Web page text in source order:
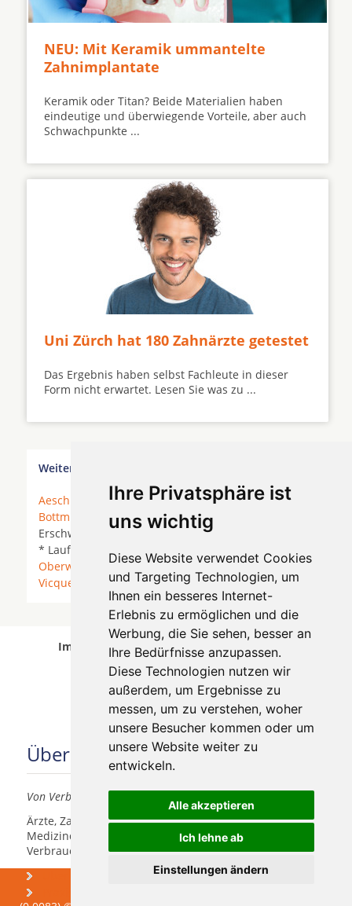
Ihre Privatsphäre ist
uns wichtig
Diese Website verwendet Cookies
und Targeting Technologien, um
Ihnen ein besseres Internet-
Erlebnis zu ermöglichen und die
Werbung, die Sie sehen, besser an
Ihre Bedürfnisse anzupassen.
Diese Technologien nutzen wir
außerdem, um Ergebnisse zu
messen, um zu verstehen, woher
unsere Besucher kommen oder um
unsere Website weiter zu
entwickeln.
Alle akzeptieren
Ich lehne ab
Einstellungen ändern
NEU: Mit Keramik ummantelte
Zahnimplantate
Keramik oder Titan? Beide Materialien haben
eindeutige und überwiegende Vorteile, aber auch
Schwachpunkte ...
Uni Zürch hat 180 Zahnärzte getestet
Das Ergebnis haben selbst Fachleute in dieser
Form nicht erwartet. Lesen Sie was zu ...
Weitere Orte in der Nähe von Breitenbach
Aesch BL Arlesheim* Biel-Benken BL*
Bottmingen
* Brislach* Büsserach *
Erschwil *
Ettingen* Fehren * Himmelried *
* Laufon * Meltingen * Nunningen Oberwil
Oberwil BL
Reigoldswil*Reinach BL*Therwil*
Vicques
* Wahlen bei Laufen * Zwingen *
Implantologen in Breitenbach wurde am 06
August 2026 aktualisiert.
Über uns
Von Verbrauchern für Verbraucher
Ärzte, Zahnärzte, Akustiker und andere
Medizindienstleister haben hier die Möglichkeit, sich
Verbrauchern vorzustellen.
Was kosten